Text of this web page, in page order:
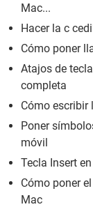
Mac...
Hacer la c
Cómo poner
Atajos de
completa
Cómo escribir
Poner
móvil
Tecla Insert
Cómo poner
Mac